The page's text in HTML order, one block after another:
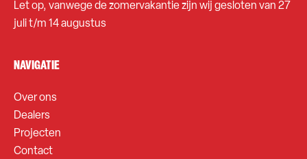
Let op, vanwege de zomervakantie zijn wij gesloten van 27
juli t/m 14 augustus
NAVIGATIE
Over ons
Dealers
Projecten
Contact